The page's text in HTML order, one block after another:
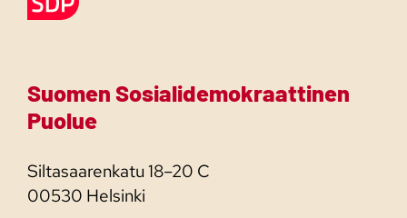
Suomen Sosialidemokraattinen
Puolue
Siltasaarenkatu 18–20 C
00530 Helsinki